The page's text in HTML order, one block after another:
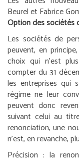
Beurel et Fabrice
Option des sociétés
Les sociétés de
peuvent, en
choix qui n’est
compter du 31
les entreprises qui
régime ne leur
peuvent donc
suivant celui au
renonciation, une
n’est, en revanche,
Précision : la